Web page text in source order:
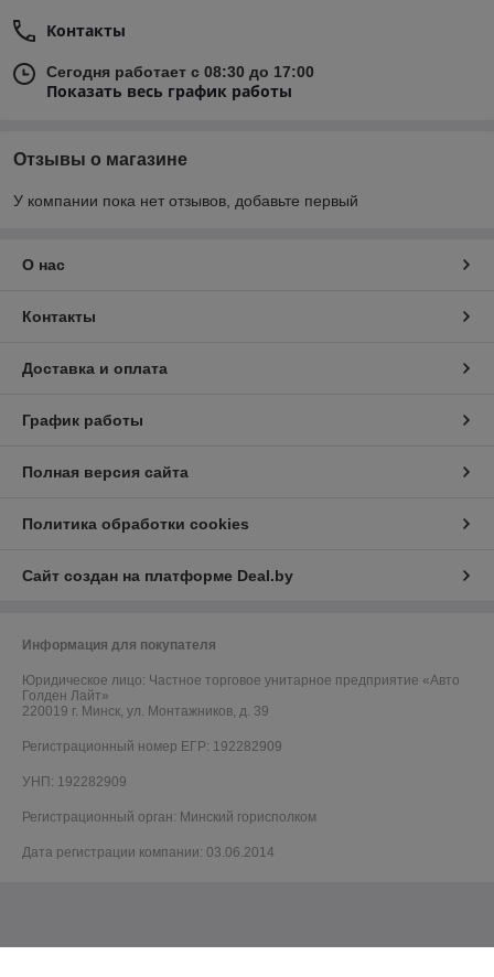
Контакты
Сегодня работает с 08:30 до 17:00
Показать весь график работы
Отзывы о магазине
У компании пока нет отзывов, добавьте первый
О нас
Контакты
Доставка и оплата
График работы
Полная версия сайта
Политика обработки cookies
Сайт создан на платформе Deal.by
Информация для покупателя
Юридическое лицо: Частное торговое унитарное предприятие «Авто
Голден Лайт»
220019 г. Минск, ул. Монтажников, д. 39
Регистрационный номер ЕГР: 192282909
УНП: 192282909
Регистрационный орган: Минский горисполком
Дата регистрации компании: 03.06.2014